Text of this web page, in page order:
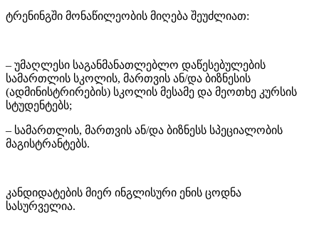
ტრენინგში მონაწილეობის მიღება შეუძლიათ:
– უმაღლესი საგანმანათლებლო დაწესებულების
სამართლის სკოლის, მართვის ან/და ბიზნესის
(ადმინისტრირების) სკოლის მესამე და მეოთხე კურსის
სტუდენტებს;
– სამართლის, მართვის ან/და ბიზნესს სპეციალობის
მაგისტრანტებს.
კანდიდატების მიერ ინგლისური ენის ცოდნა
სასურველია.